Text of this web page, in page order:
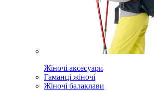
Жіночі аксесуари
Гаманці жіночі
Жіночі балаклави